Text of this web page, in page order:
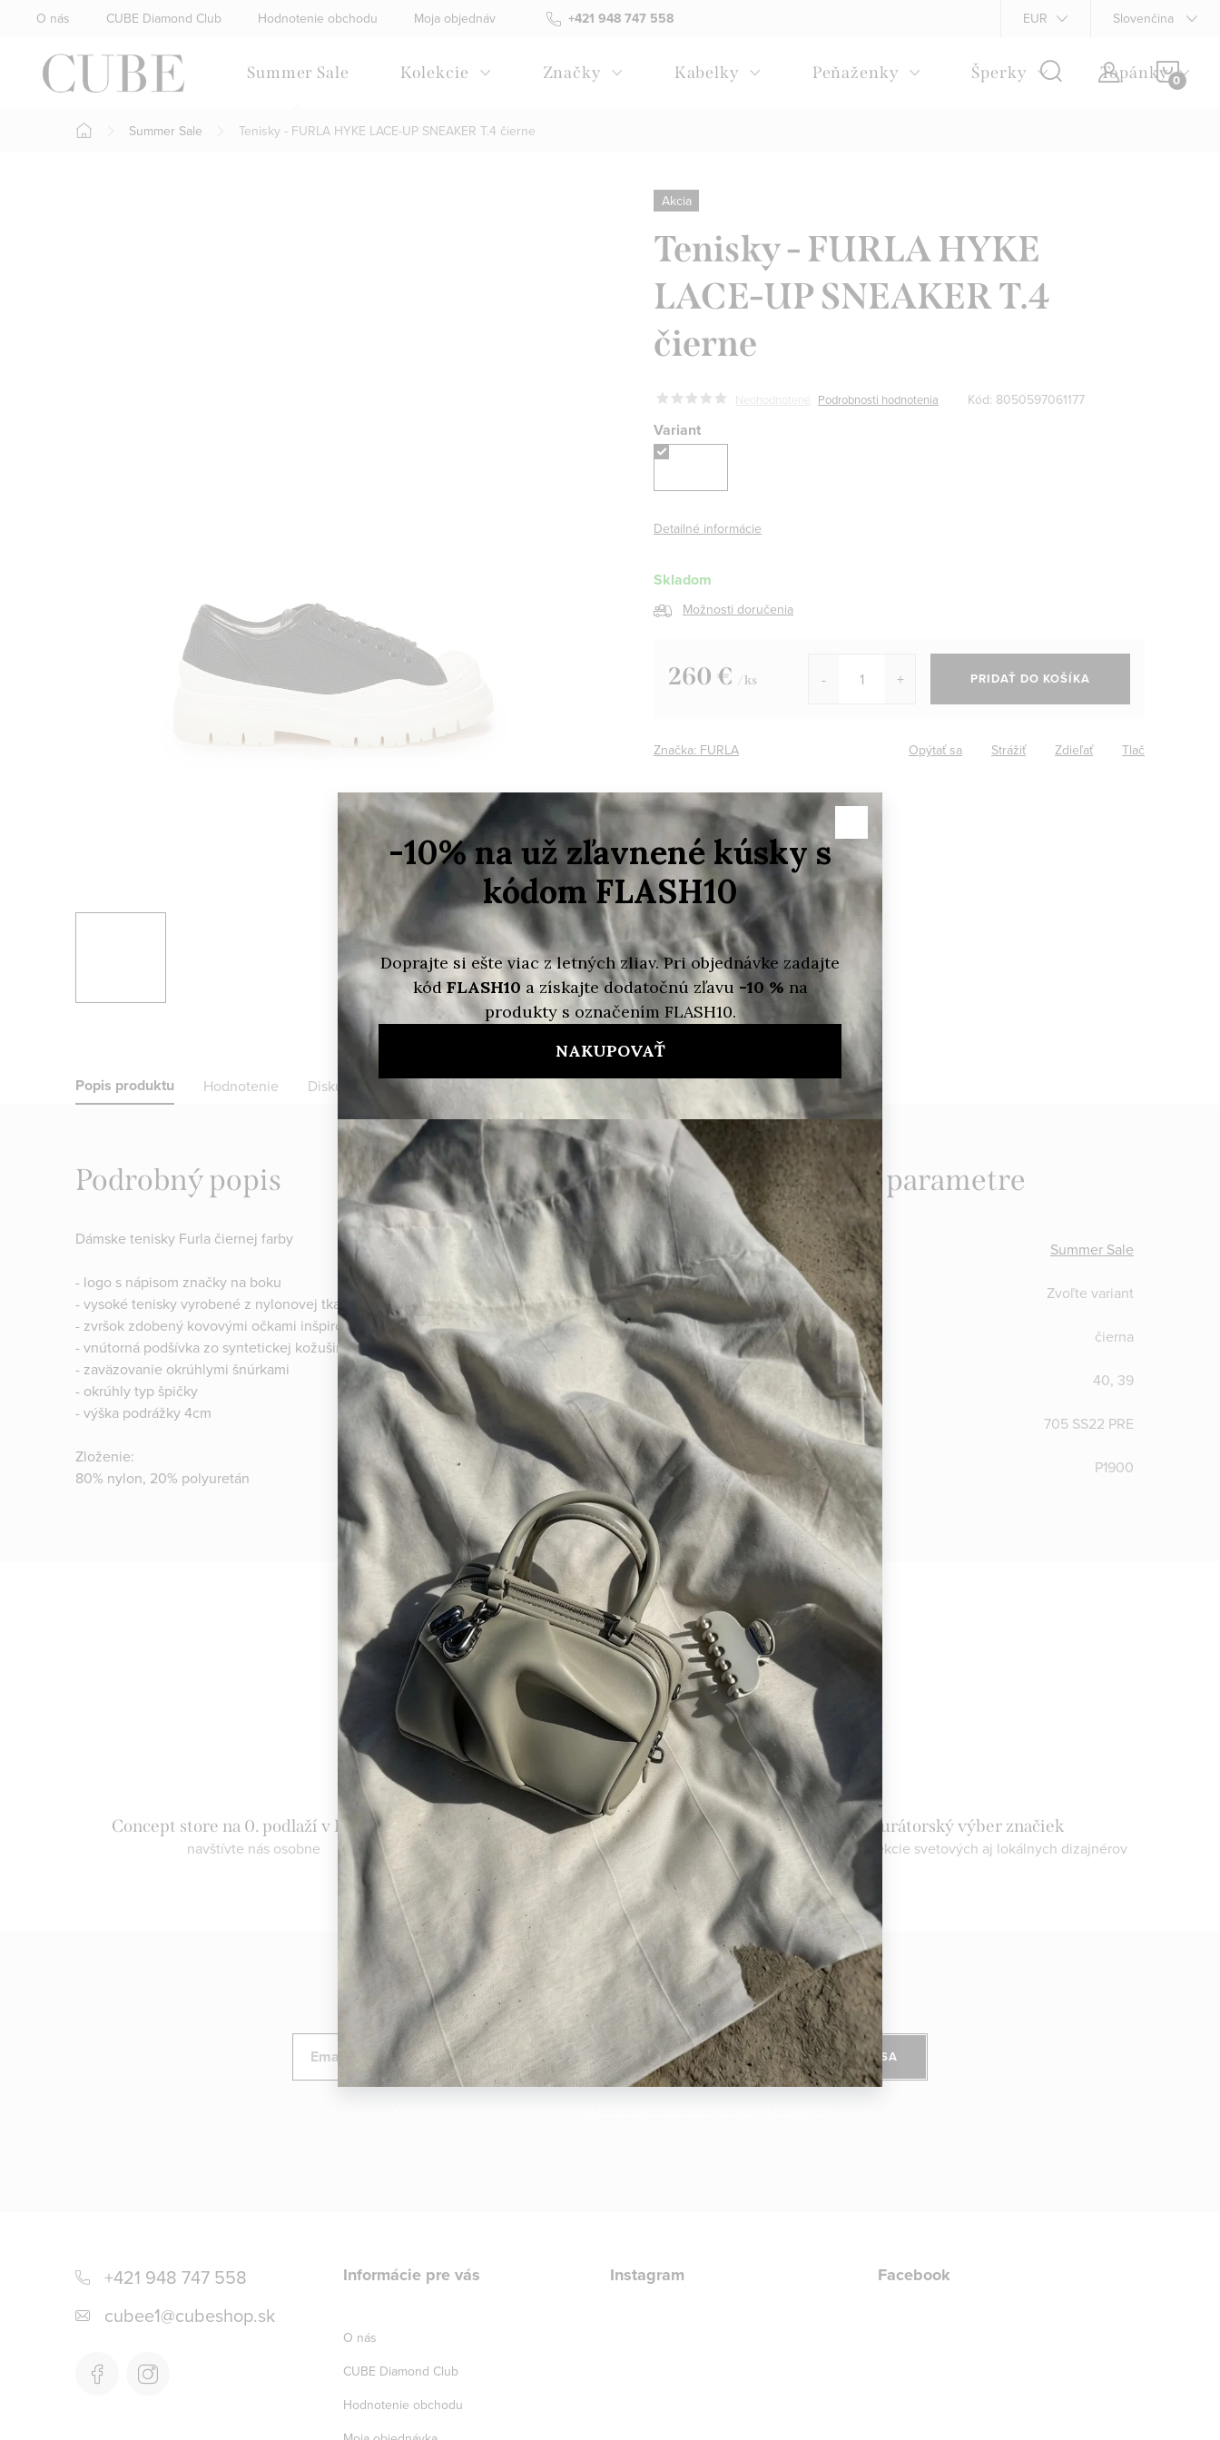
+421 948 747 558
O nás CUBE Diamond Club Hodnotenie obchodu Moja objednávka Všeobecné obchodné podmienky Podmienky ochrany osobných údajov
EUR Slovenčina
Summer Sale Kolekcie Značky Kabelky Peňaženky Šperky Topánky
Domov
Summer Sale Tenisky - FURLA HYKE LACE-UP SNEAKER T.4 čierne
Akcia
Tenisky - FURLA HYKE
LACE-UP SNEAKER T.4
čierne
Podrobnosti hodnotenia Kód: 8050597061177
Variant
Detailné informácie
Skladom
Možnosti doručenia
260 € / ks PRIDAŤ DO KOŠÍKA
Značka: FURLA Tlač
Opýtať sa Strážiť Zdieľať
Popis produktu Hodnotenie Diskusia Značka
Podrobný popis
Dámske tenisky Furla čiernej farby
- logo s nápisom značky na boku
- vysoké tenisky vyrobené z nylonovej tkaniny
- zvršok zdobený kovovými očkami inšpirovanými svetom turistiky
- vnútorná podšívka zo syntetickej kožušiny
- zaväzovanie okrúhlymi šnúrkami
- okrúhly typ špičky
- výška podrážky 4cm
Zloženie:
80% nylon, 20% polyuretán
Dodatočné parametre
Kategória Summer Sale
EAN: Zvoľte variant
Farba: čierna
Veľkosť 40, 39
Sezóna : 705 SS22 PRE
Farba ARTICLE P1900
Concept store na 0. podlaží v Eurovei
navštívte nás osobne
Diamond Club
exkluzívne výhody pre členov nášho klubu
Kurátorský výber značiek
objavte kolekcie svetových aj lokálnych dizajnérov
Odoberať newsletter
Email PRIHLÁSIŤ SA
+421 948 747 558
cubee1@cubeshop.sk
Informácie pre vás
O nás
CUBE Diamond Club
Hodnotenie obchodu
Instagram Facebook